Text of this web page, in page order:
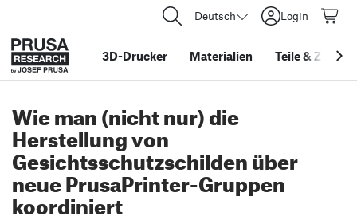
Deutsch Login
3D-Drucker Materialien Teile&
Wie man (nicht nur) die
Herstellung von
Gesichtsschutzschilden über
neue PrusaPrinter-Gruppen
koordiniert